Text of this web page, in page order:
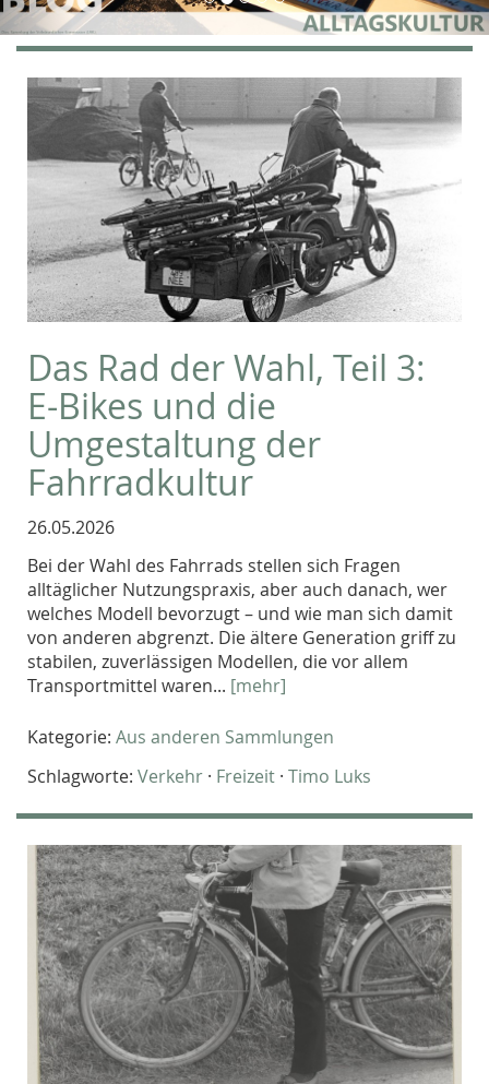
Das Rad der Wahl, Teil 3:
E-Bikes und die
Umgestaltung der
Fahrradkultur
26.05.2026
Bei der Wahl des Fahrrads stellen sich Fragen
alltäglicher Nutzungspraxis, aber auch danach, wer
welches Modell bevorzugt – und wie man sich damit
von anderen abgrenzt. Die ältere Generation griff zu
stabilen, zuverlässigen Modellen, die vor allem
Transportmittel waren... [mehr]
Kategorie: Aus anderen Sammlungen
Schlagworte: Verkehr · Freizeit · Timo Luks